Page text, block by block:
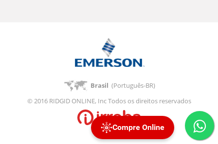
Brasil (Português-BR)
© 2016 RIDGID ONLINE, Inc Todos os direitos reservados
Compre Online